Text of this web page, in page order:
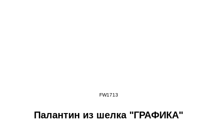
FW1713
Палантин из шелка "ГРАФИКА"